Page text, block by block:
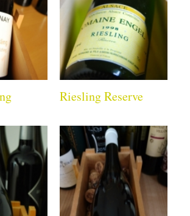
Riesling Reserve